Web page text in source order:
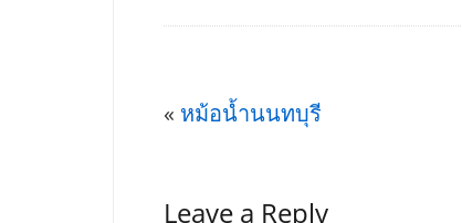
« หม้อน้ำนนทบุรี
Leave a Reply